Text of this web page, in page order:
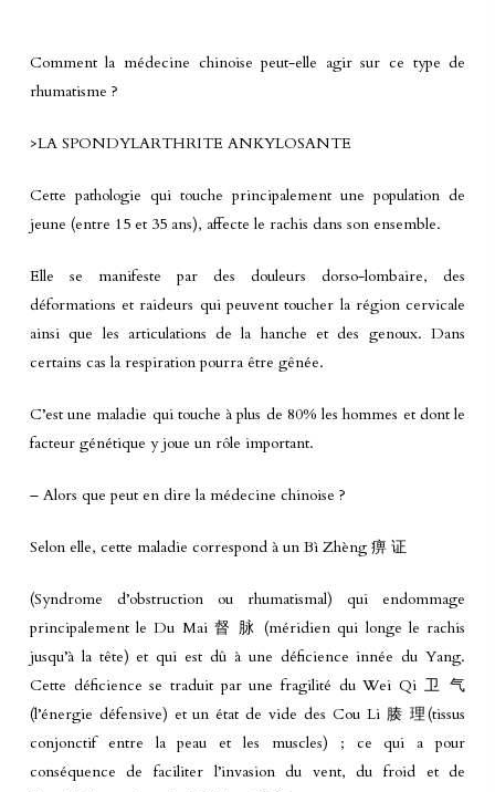
Comment la médecine chinoise peut-elle agir sur ce type de
rhumatisme ?
>LA SPONDYLARTHRITE ANKYLOSANTE
Cette pathologie qui touche principalement une population de
jeune (entre 15 et 35 ans), affecte le rachis dans son ensemble.
Elle se manifeste par des douleurs dorso-lombaire, des
déformations et raideurs qui peuvent toucher la région cervicale
ainsi que les articulations de la hanche et des genoux. Dans
certains cas la respiration pourra être gênée.
C’est une maladie qui touche à plus de 80% les hommes et dont le
facteur génétique y joue un rôle important.
– Alors que peut en dire la médecine chinoise ?
Selon elle, cette maladie correspond à un Bì Zhèng 痹 证
(Syndrome d’obstruction ou rhumatismal) qui endommage
principalement le Du Mai 督 脉 (méridien qui longe le rachis
jusqu’à la tête) et qui est dû à une déficience innée du Yang.
Cette déficience se traduit par une fragilité du Wei Qi 卫 气
(l’énergie défensive) et un état de vide des Cou Li 腠 理(tissus
conjonctif entre la peau et les muscles) ; ce qui a pour
conséquence de faciliter l’invasion du vent, du froid et de